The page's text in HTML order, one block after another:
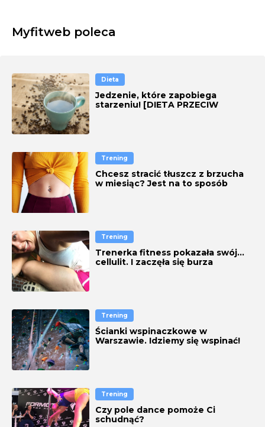
Myfitweb poleca
Dieta
Jedzenie, które zapobiega
starzeniu! [DIETA PRZECIW
Trening
Chcesz stracić tłuszcz z brzucha
w miesiąc? Jest na to sposób
Trening
Trenerka fitness pokazała swój…
cellulit. I zaczęła się burza
Trening
Ścianki wspinaczkowe w
Warszawie. Idziemy się wspinać!
Trening
Czy pole dance pomoże Ci
schudnąć?